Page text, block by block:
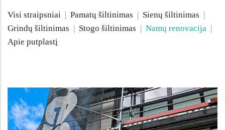
Visi straipsniai | Pamatų šiltinimas | Sienų šiltinimas |
Grindų šiltinimas | Stogo šiltinimas | Namų renovacija |
Apie putplastį